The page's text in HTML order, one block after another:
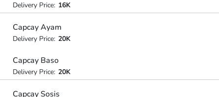
Delivery Price: 16K
Capcay Ayam
Delivery Price: 20K
Capcay Baso
Delivery Price: 20K
Capcay Sosis